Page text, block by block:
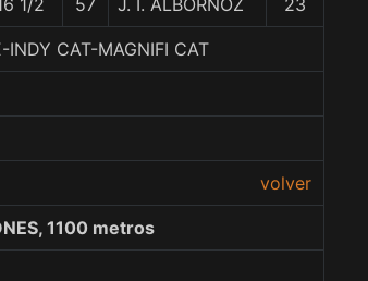
1/2 57 J. I. ALBORNOZ 23
INDY CAT-MAGNIFI CAT
volver
1100 metros